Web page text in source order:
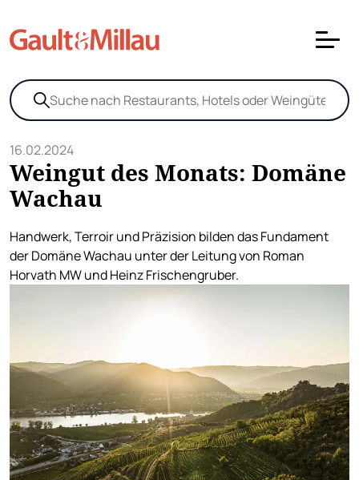
16.02.2024
Weingut des Monats: Domäne
Wachau
Handwerk, Terroir und Präzision bilden das Fundament
der Domäne Wachau unter der Leitung von Roman
Horvath MW und Heinz Frischengruber.